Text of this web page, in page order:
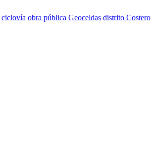
ciclovía obra pública Geoceldas distrito Costero